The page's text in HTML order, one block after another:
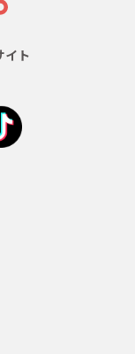
イト